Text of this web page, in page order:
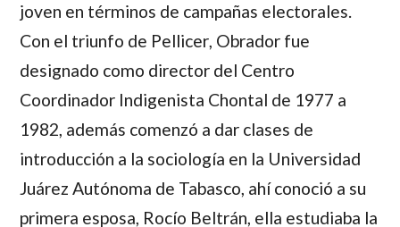
joven en términos de campañas electorales.
Con el triunfo de Pellicer, Obrador fue
designado como director del Centro
Coordinador Indigenista Chontal de 1977 a
1982, además comenzó a dar clases de
introducción a la sociología en la Universidad
Juárez Autónoma de Tabasco, ahí conoció a su
primera esposa, Rocío Beltrán, ella estudiaba la